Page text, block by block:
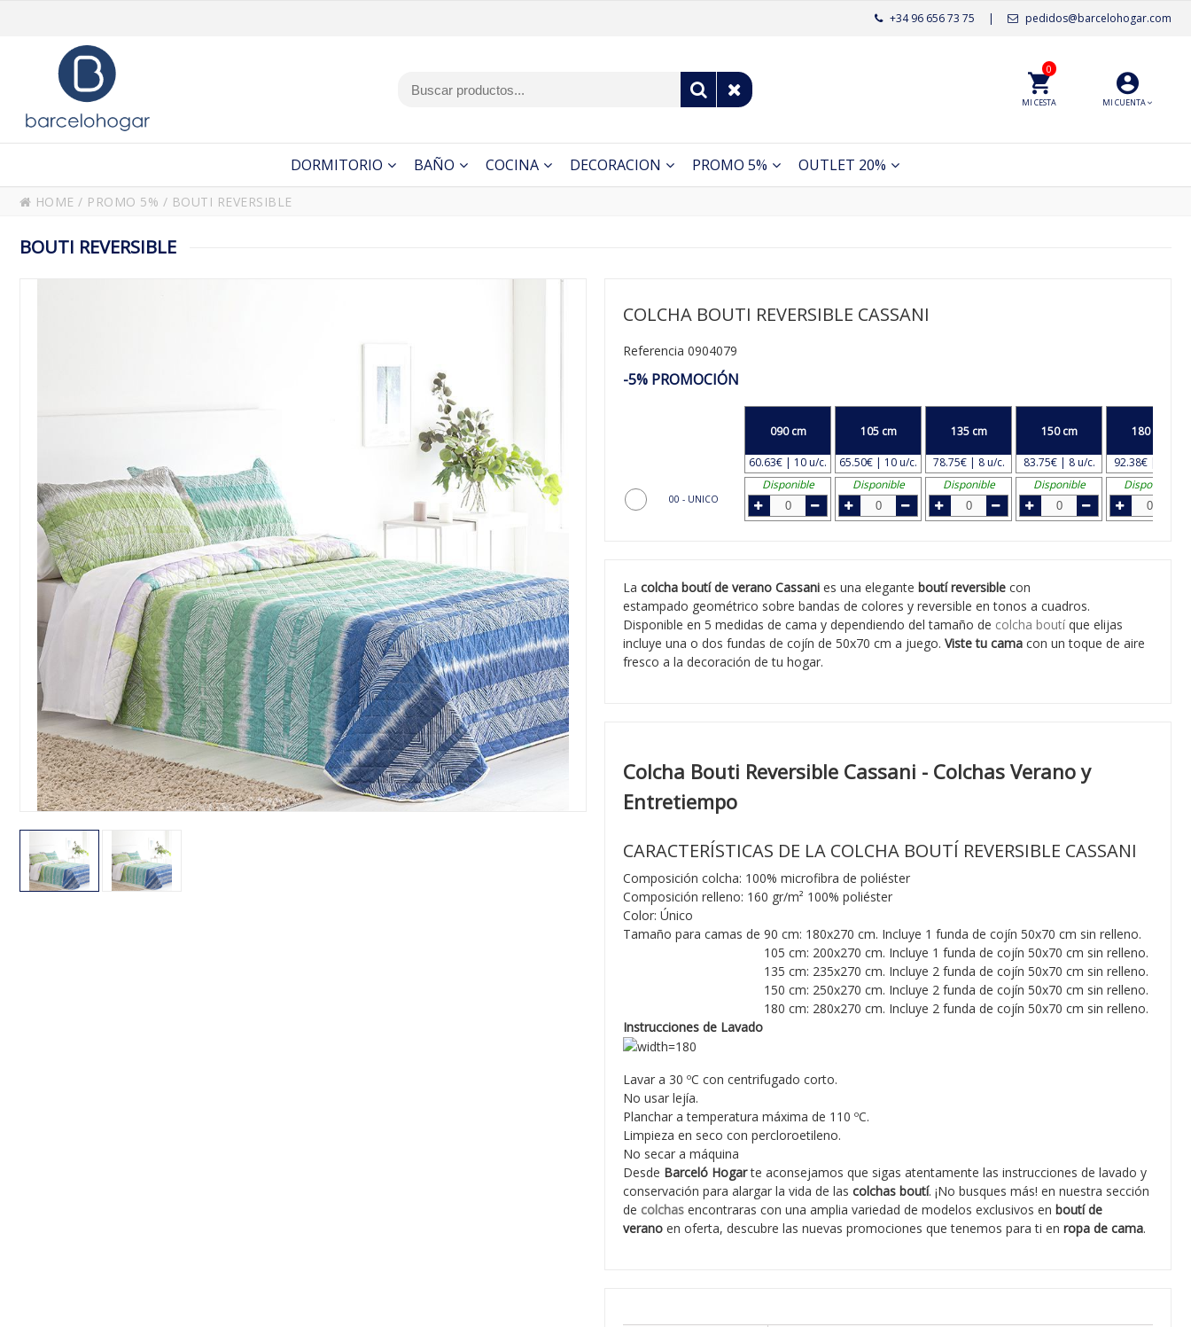
pedidos@barcelohogar.com
|
+34 96 656 73 75
MI CUENTA
MI CESTA
0
DORMITORIO BAÑO COCINA DECORACION PROMO 5% OUTLET 20%
HOME / PROMO 5% / BOUTI REVERSIBLE
BOUTI REVERSIBLE
COLCHA BOUTI REVERSIBLE CASSANI
Referencia 0904079
-5% PROMOCIÓN
00 - UNICO
090 cm
60.63€ | 10 u/c.
105 cm
65.50€ | 10 u/c.
135 cm
78.75€ | 8 u/c.
150 cm
83.75€ | 8 u/c.
180 cm
92.38€ | 8 u/c.
Disponible
Disponible Disponible Disponible Disponible
La colcha boutí de verano Cassani es una elegante boutí reversible con
estampado geométrico sobre bandas de colores y reversible en tonos a cuadros.
Disponible en 5 medidas de cama y dependiendo del tamaño de colcha boutí que elijas
incluye una o dos fundas de cojín de 50x70 cm a juego. Viste tu cama con un toque de aire
fresco a la decoración de tu hogar.
Colcha Bouti Reversible Cassani - Colchas Verano y
Entretiempo
CARACTERÍSTICAS DE LA COLCHA BOUTÍ REVERSIBLE CASSANI
Composición colcha: 100% microfibra de poliéster
Composición relleno: 160 gr/m² 100% poliéster
Color: Único
Tamaño para camas de 90 cm: 180x270 cm. Incluye 1 funda de cojín 50x70 cm sin relleno.
105 cm: 200x270 cm. Incluye 1 funda de cojín 50x70 cm sin relleno.
135 cm: 235x270 cm. Incluye 2 funda de cojín 50x70 cm sin relleno.
150 cm: 250x270 cm. Incluye 2 funda de cojín 50x70 cm sin relleno.
180 cm: 280x270 cm. Incluye 2 funda de cojín 50x70 cm sin relleno.
Instrucciones de Lavado
Lavar a 30 ºC con centrifugado corto.
No usar lejía.
Planchar a temperatura máxima de 110 ºC.
Limpieza en seco con percloroetileno.
No secar a máquina
Desde Barceló Hogarte aconsejamos que sigas atentamente las instrucciones de lavado y
conservación para alargar la vida de las colchas boutí. ¡No busques más! en nuestra sección
de colchas encontraras con una amplia variedad de modelos exclusivos en boutí de
verano en oferta, descubre las nuevas promociones que tenemos para ti en ropa de cama.